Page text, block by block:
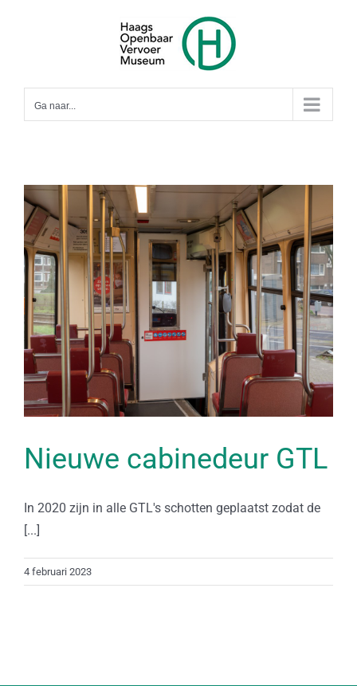
Ga naar...
Nieuwe cabinedeur GTL
In 2020 zijn in alle GTL's schotten geplaatst zodat de
[...]
4 februari 2023